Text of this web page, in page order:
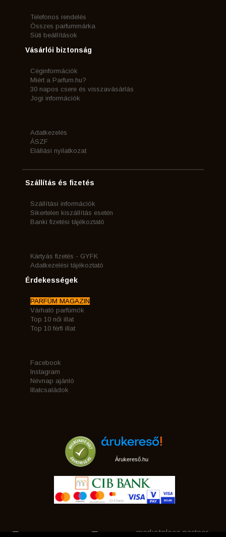
Telefonos rendelés
Összes parfummárka
Süti beállítások
Vásárlói biztonság
Céginformációk
Miért a Parfum.hu?
30 napos csere és visszavásárlás
Jogi információk
Adatkezelés
ÁSZF
Elállási nyilatkozat
Szállítás és fizetés
Szállítási információk
Sikertelen kiszállítás esetén
Banki fizetési tájékoztató
Kártyás fizetés - GYFK
Adatkezelési tájékoztató
Érdekességek
PARFÜM MAGAZIN
Várható parfümök
Top 10 női illat
Top 10 férfi illat
Facebook
Instagram
Névnap ajánló
Illatcsaládok
Árukereső.hu
marketplace partner